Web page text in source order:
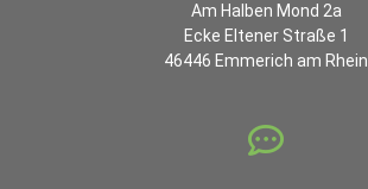
Am Halben Mond 2a
Ecke Eltener Straße 1
46446 Emmerich am Rhein